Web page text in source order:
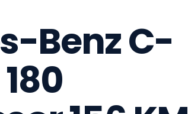
Benz C-